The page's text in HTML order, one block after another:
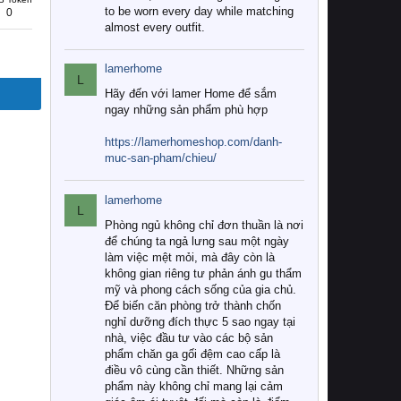
0
to be worn every day while matching
almost every outfit.
L
lamerhome
Hãy đến với lamer Home để sắm
ngay những sản phẩm phù hợp
https://lamerhomeshop.com/danh-
muc-san-pham/chieu/
L
lamerhome
Phòng ngủ không chỉ đơn thuần là nơi
để chúng ta ngả lưng sau một ngày
làm việc mệt mỏi, mà đây còn là
không gian riêng tư phản ánh gu thẩm
mỹ và phong cách sống của gia chủ.
Để biến căn phòng trở thành chốn
nghỉ dưỡng đích thực 5 sao ngay tại
nhà, việc đầu tư vào các bộ sản
phẩm chăn ga gối đệm cao cấp là
điều vô cùng cần thiết. Những sản
phẩm này không chỉ mang lại cảm